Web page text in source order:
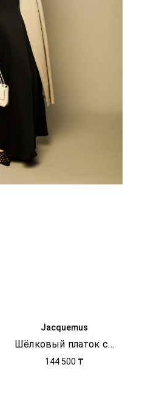
Jacquemus
Шёлковый платок с принтом
144 500 ₸